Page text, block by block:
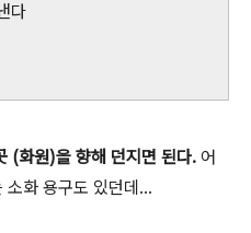
다
(화원)을 향해 던지면 된다. 어
소화 용구도 있던데...